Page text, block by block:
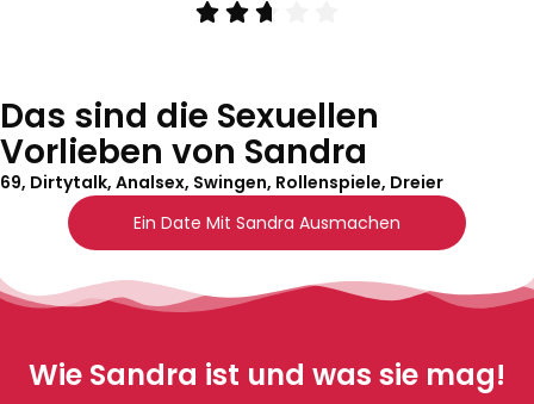
Das sind die Sexuellen
Vorlieben von Sandra
69, Dirtytalk, Analsex, Swingen, Rollenspiele, Dreier
Ein Date Mit Sandra Ausmachen
Wie Sandra ist und was sie mag!